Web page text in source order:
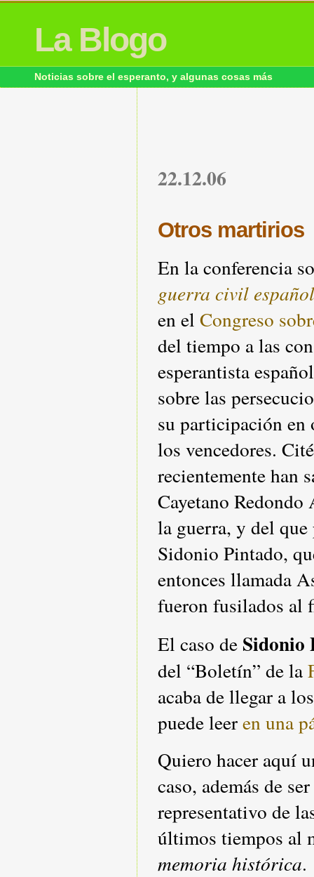
La Blogo
Noticias sobre el esperanto, y algunas cosas más
22.12.06
Otros martirios
En la conferencia
guerra civil
en elCongreso
del tiempo a las
esperantista
sobre las
su participación en
los vencedores.
recientemente han
Cayetano
la guerra, y del
Sidonio Pintado,
entonces llamada
fueron fusilados al
El caso de Sidonio
del “Boletín” de la
acaba de llegar a
puede leeren una
Quiero hacer aquí
caso, además de
representativo de
últimos tiempos al
memoria histórica.